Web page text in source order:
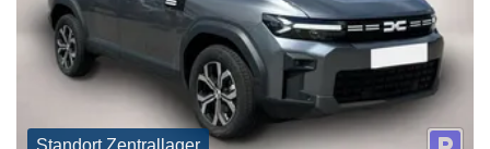
Standort Zentrallager